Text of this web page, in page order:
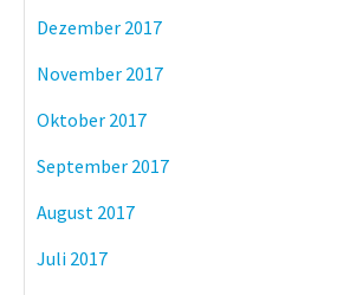
Dezember 2017
November 2017
Oktober 2017
September 2017
August 2017
Juli 2017